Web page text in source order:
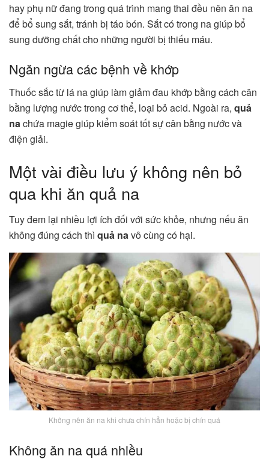
hay phụ nữ đang trong quá trình mang thai đều nên ăn na
để bổ sung sắt, tránh bị táo bón. Sắt có trong na giúp bổ
sung dưỡng chất cho những người bị thiếu máu.
Ngăn ngừa các bệnh về khớp
Thuốc sắc từ lá na giúp làm giảm đau khớp bằng cách cân
bằng lượng nước trong cơ thể, loại bỏ acid. Ngoài ra, quả
nachứa magie giúp kiểm soát tốt sự cân bằng nước và
điện giải.
Một vài điều lưu ý không nên bỏ
qua khi ăn quả na
Tuy đem lại nhiều lợi ích đối với sức khỏe, nhưng nếu ăn
không đúng cách thì quả navô cùng có hại.
Không nên ăn na khi chưa chín hẳn hoặc bị chín quá
Không ăn na quá nhiều